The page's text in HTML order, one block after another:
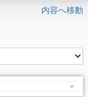
内容へ移動